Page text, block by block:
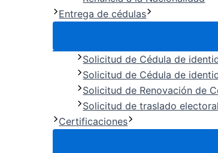
Entrega de cédulas
Solicitud de Cédula de
Solicitud de Cédula de
Solicitud de Renovación de
Solicitud de traslado electoral
Certificaciones